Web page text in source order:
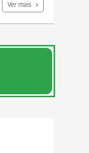
Ver mais